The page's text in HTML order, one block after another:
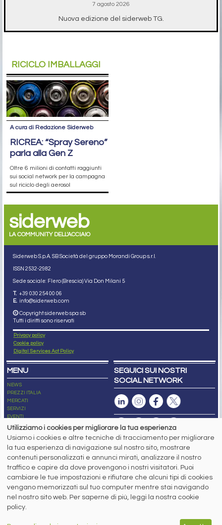
7 agosto 2026
Nuova edizione del siderweb TG.
RICICLO IMBALLAGGI
A cura di Redazione Siderweb
RICREA: “Spray Sereno”
parla alla Gen Z
Oltre 6 milioni di contatti raggiunti
sui social network per la campagna
sul riciclo degli aerosol
siderweb
LA COMMUNITY DELL'ACCIAIO
Siderweb S.p.A. SB Società del gruppo Morandi Group s.r.l.
ISSN 2532-2982
Sede sociale: Flero (Brescia) Via Don Milani 5
T. +39 030 254 00 06
E. info@siderweb.com
Copyright siderweb spa sb
Tutti i diritti sono riservati
Privacy policy
Cookie policy
Digital Services Act Policy
MENU
NEWS
PREZZI ITALIA
MERCATI
SERVIZI
EVENTI
ABBONAMENTI
NEWSLETTER
SEGUICI SUI NOSTRI
SOCIAL NETWORK
Capitale Sociale: 190.000€ interamente versato
Registro delle Imprese di Brescia
Codice Fiscale e Partita I.V.A.:IT03562320170
R.E.A. n. 419331
www.siderweb.com: Autorizzazione del Tribunale di Brescia n. 11/2004 del 17
marzo 2004, Iscrizione al R.O.C. n. 26116.
Direttrice Responsabile:
Elisa Bonomelli
Utilizziamo i cookies per migliorare la tua esperienza
Usiamo i cookies e altre tecniche di tracciamento per migliorare
la tua esperienza di navigazione sul nostro sito, mostrare
contenuti personalizzati e annunci mirati, analizzare il nostro
traffico e capire da dove provengono i nostri visitatori. Puoi
cambiare le tue impostazioni e rifiutare che alcuni tipi di cookies
vengano memorizzati sul tuo computer mentre stai navigando
nel nostro sito web. Per saperne di più, leggi la nostra cookie
policy.